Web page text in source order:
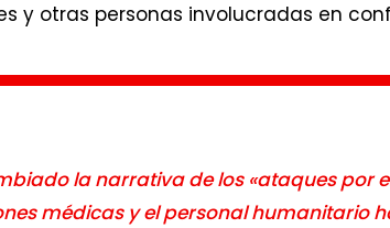
y otras personas involucradas en
la narrativa de los «ataques por
médicas y el personal humanitario